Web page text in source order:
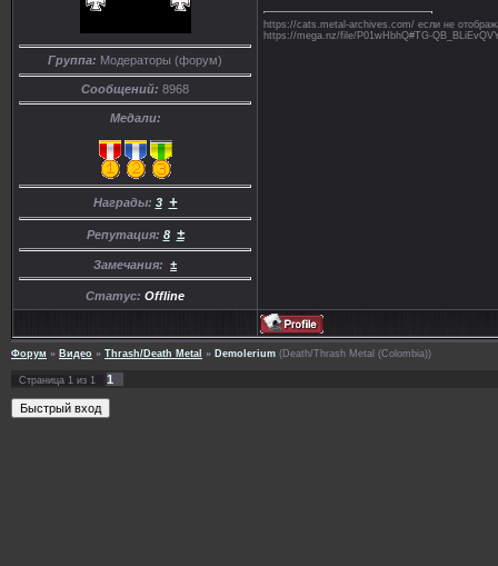
Группа: Модераторы (форум)
Сообщений: 8968
Медали:
Награды: 3 +
Репутация: 8 ±
Замечания: ±
Статус: Offline
https://cats.metal-archives.com/ если не
https://mega.nz/file/P01wHbhQ#TG-
Форум » Видео » Thrash/Death Metal » Demolerium (Death/Thrash Metal (Colombia))
Страница 1 из 1 1